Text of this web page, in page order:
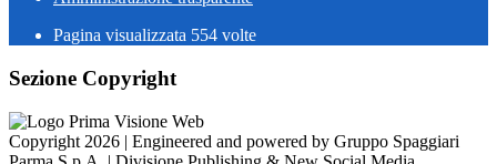
Pagina visualizzata 554 volte
Sezione Copyright
Copyright 2026 | Engineered and powered by Gruppo Spaggiari